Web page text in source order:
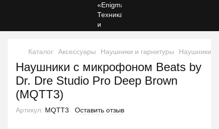
Каталог Аксессуары Наушники и гарнитуры Наушники и
Наушники с микрофоном Beats by
Dr. Dre Studio Pro Deep Brown
(MQTT3)
Артикул: MQTT3 Оставить отзыв